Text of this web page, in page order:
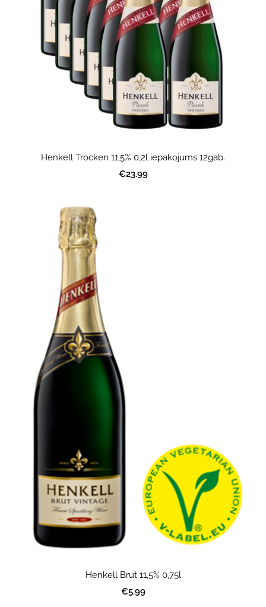
Henkell Trocken 11,5% 0,2l iepakojums 12gab.
€23.99
Henkell Brut 11,5% 0,75l
€5.99